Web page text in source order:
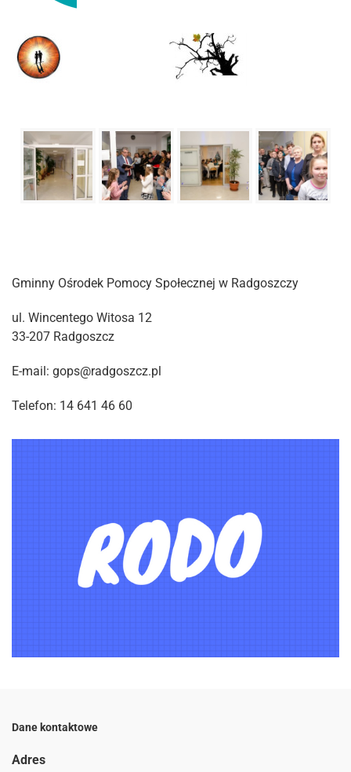
Gminny Ośrodek Pomocy Społecznej w Radgoszczy
ul. Wincentego Witosa 12
33-207 Radgoszcz
E-mail: gops@radgoszcz.pl
Telefon: 14 641 46 60
Dane kontaktowe
Adres